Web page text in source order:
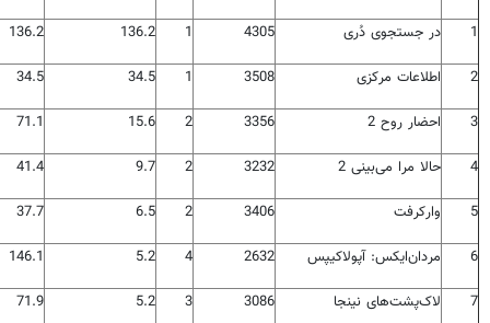
1 در جستجوی دُری 4305
1
136.2
136.2
2 اطلاعات مرکزی 3508
1
34.5
34.5
3 احضار روح 2 3356
2
15.6
71.1
4 حالا مرا می‌بینی 2 3232
2
9.7
41.4
5 وارکرفت 3406
2
6.5
37.7
6 مردان‌ایکس: آپولاکیپس 2632
4
5.2
146.1
7 لاک‌پشت‌های نینجا 3086
3
5.2
71.9